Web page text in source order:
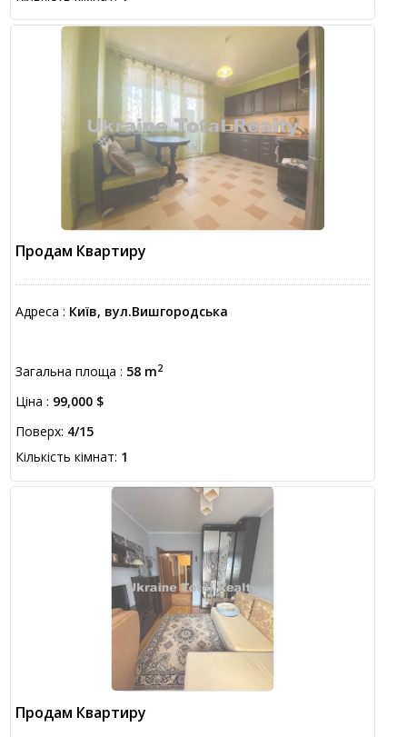
Продам Квартиру
Адреса : Київ, вул.Вишгородська
Загальна площа : 58 m2
Ціна : 99,000 $
Поверх: 4/15
Кількість кімнат: 1
Продам Квартиру